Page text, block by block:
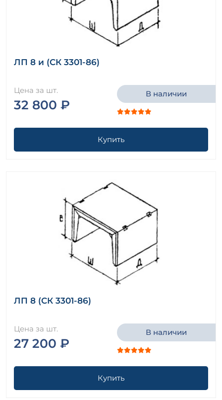
ЛП 8 и (СК 3301-86)
Цена за шт.
32 800 ₽
В наличии
Купить
ЛП 8 (СК 3301-86)
Цена за шт.
27 200 ₽
В наличии
Купить